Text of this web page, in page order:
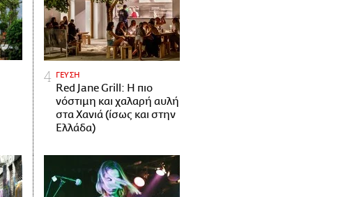
ΓΕΥΣΗ
Red Jane Grill: Η πιο
νόστιμη και χαλαρή αυλή
στα Χανιά (ίσως και στην
Ελλάδα)